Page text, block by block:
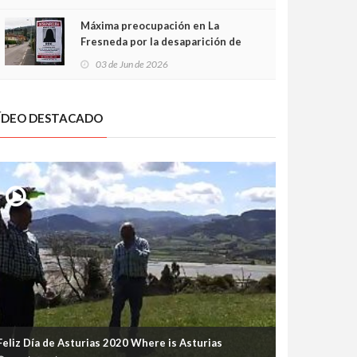
Máxima preocupación en La
Fresneda por la desaparición de
03 de Jun de 2026
DESTACADO
Día de Asturias 2020 Where is Asturias